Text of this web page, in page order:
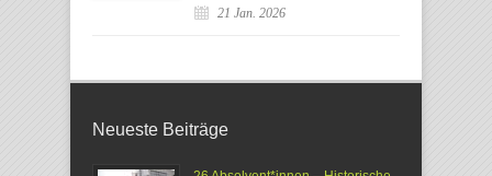
21 Jan. 2026
Neueste Beiträge